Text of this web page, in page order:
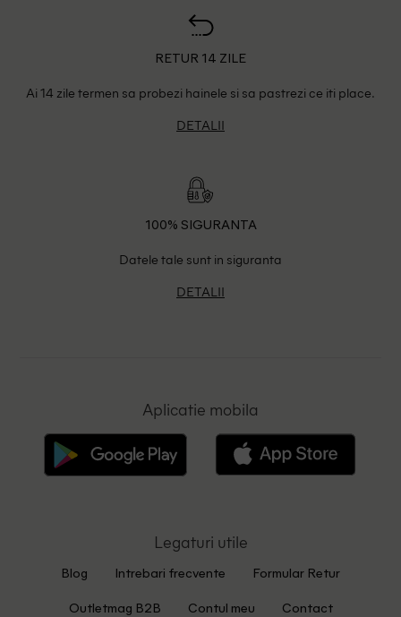
RETUR 14 ZILE
Ai 14 zile termen sa probezi hainele si sa pastrezi ce iti place.
DETALII
100% SIGURANTA
Datele tale sunt in siguranta
DETALII
Aplicatie mobila
Legaturi utile
Blog Intrebari frecvente Formular Retur
Outletmag B2B Contul meu Contact